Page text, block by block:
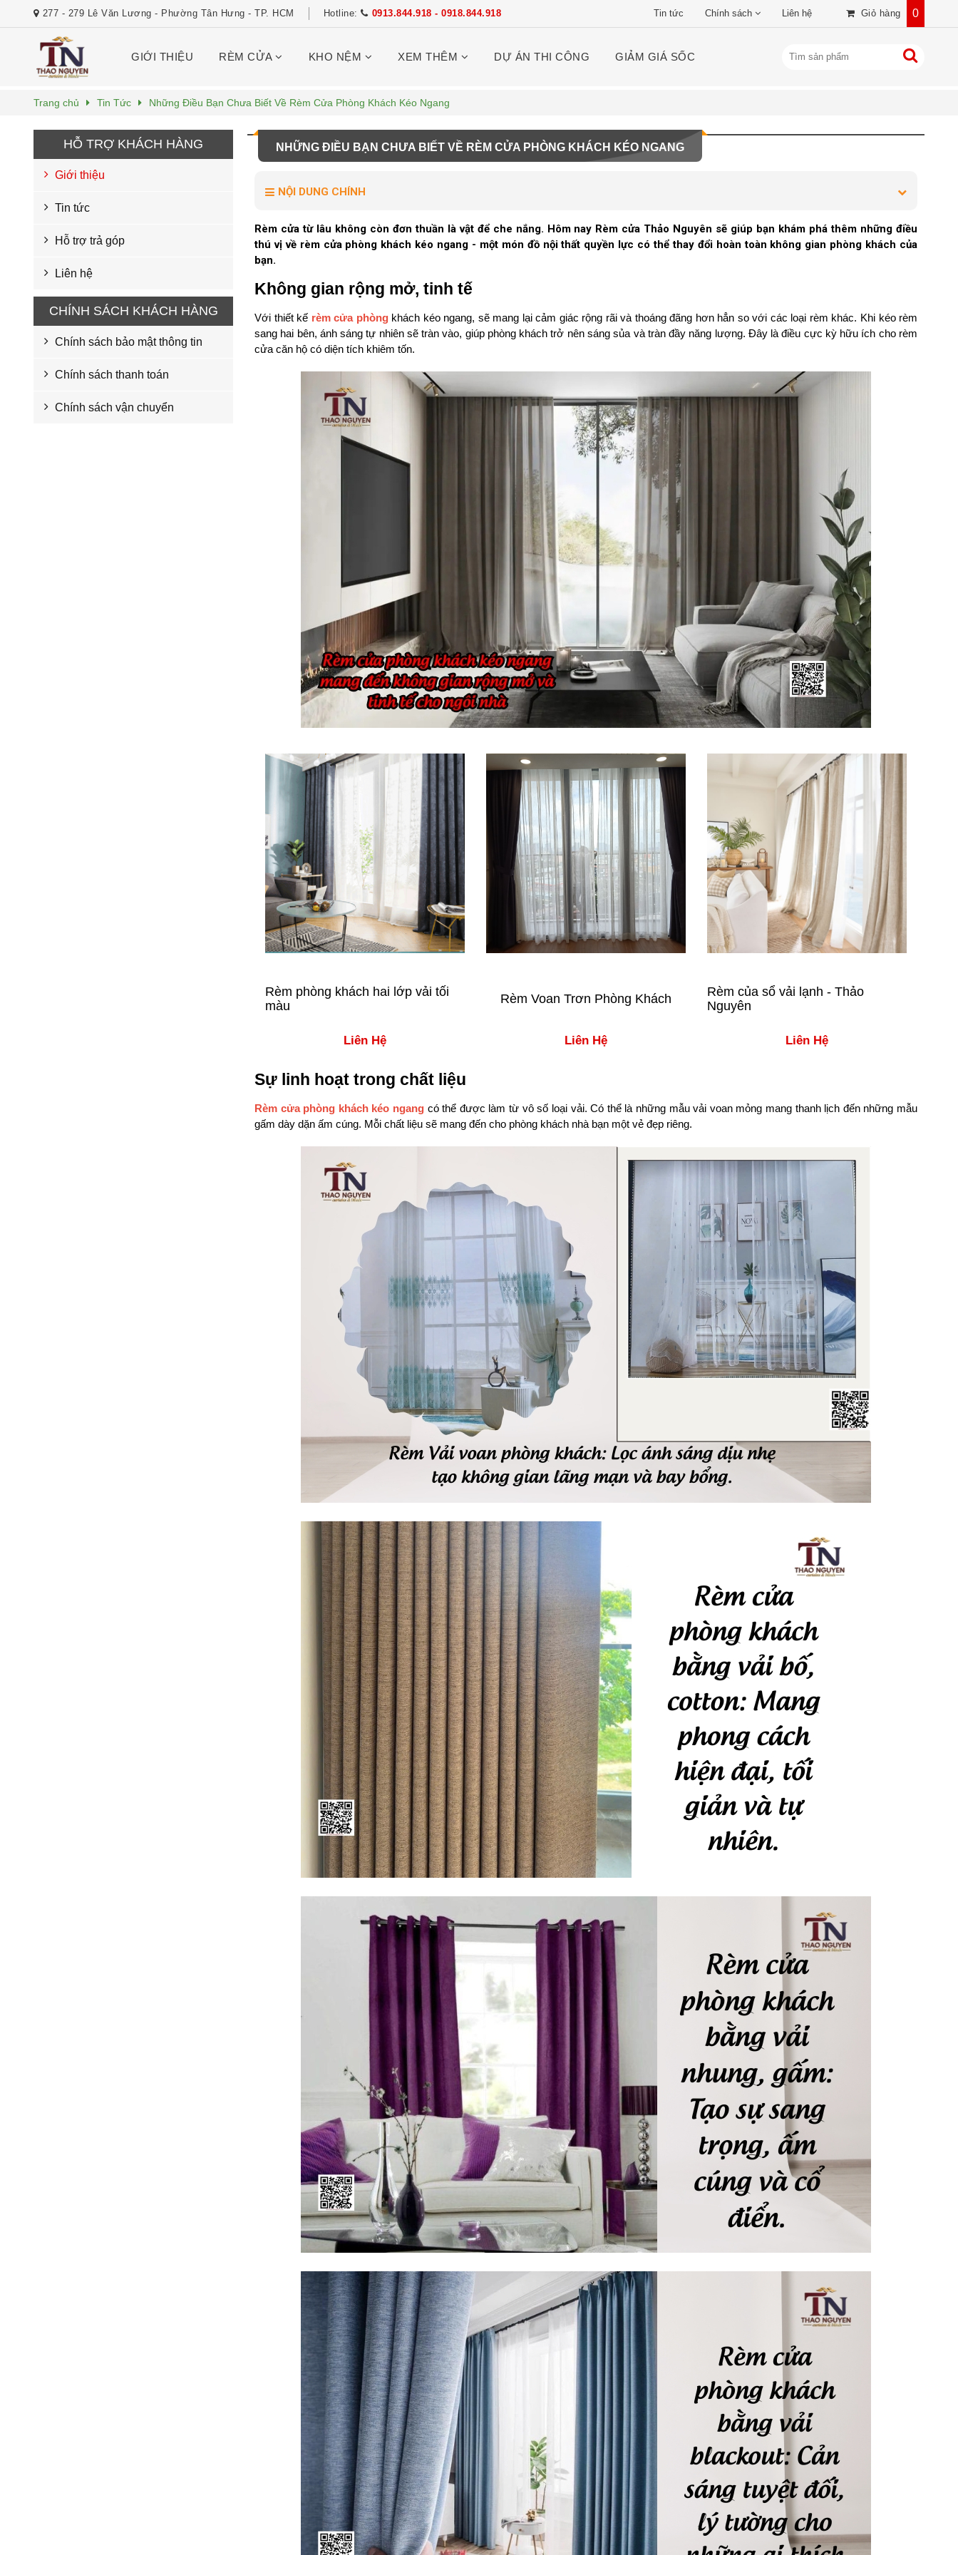
277 - 279 Lê Văn Lương - Phường Tân Hưng - TP. HCM Hotline: 0913.844.918 - 0918.844.918 Tin tức Chính sách Liên hệ Giỏ hàng 0
GIỚI THIỆU RÈM CỬA KHO NỆM XEM THÊM DỰ ÁN THI CÔNG GIẢM GIÁ SỐC
Trang chủ Tin Tức Những Điều Bạn Chưa Biết Về Rèm Cửa Phòng Khách Kéo Ngang
HỖ TRỢ KHÁCH HÀNG
Giới thiệu
Tin tức
Hỗ trợ trả góp
Liên hệ
CHÍNH SÁCH KHÁCH HÀNG
Chính sách bảo mật thông tin
Chính sách thanh toán
Chính sách vận chuyển
NHỮNG ĐIỀU BẠN CHƯA BIẾT VỀ RÈM CỬA PHÒNG KHÁCH KÉO NGANG
NỘI DUNG CHÍNH
Rèm cửa từ lâu không còn đơn thuần là vật để che nắng. Hôm nay Rèm cửa Thảo Nguyên sẽ giúp bạn khám phá thêm những điều
thú vị về rèm cửa phòng khách kéo ngang - một món đồ nội thất quyền lực có thể thay đổi hoàn toàn không gian phòng khách của
bạn.
Không gian rộng mở, tinh tế
Với thiết kế rèm cửa phòngkhách kéo ngang, sẽ mang lại cảm giác rộng rãi và thoáng đãng hơn hẳn so với các loại rèm khác. Khi kéo rèm
sang hai bên, ánh sáng tự nhiên sẽ tràn vào, giúp phòng khách trở nên sáng sủa và tràn đầy năng lượng. Đây là điều cực kỳ hữu ích cho rèm
cửa căn hộ có diện tích khiêm tốn.
Rèm phòng khách hai lớp vải tối
màu
Liên Hệ
Rèm Voan Trơn Phòng Khách
Liên Hệ
Rèm của sổ vải lạnh - Thảo
Nguyên
Liên Hệ
Sự linh hoạt trong chất liệu
Rèm cửa phòng khách kéo ngang có thể được làm từ vô số loại vải. Có thể là những mẫu vải voan mỏng mang thanh lịch đến những mẫu
gấm dày dặn ấm cúng. Mỗi chất liệu sẽ mang đến cho phòng khách nhà bạn một vẻ đẹp riêng.